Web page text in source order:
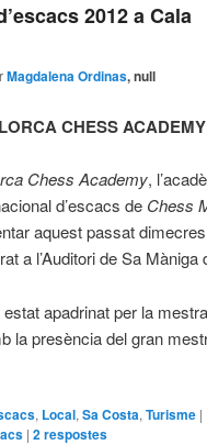
2012 a Cala
Magdalena Ordinas, null
CHESS ACADEMY
Chess Academy,
d’escacs de Chess
aquest passat
a l’Auditori de Sa Màniga
estat apadrinat per la
la presència del gran
, Local,Sa Costa,Turisme |
|2respostes